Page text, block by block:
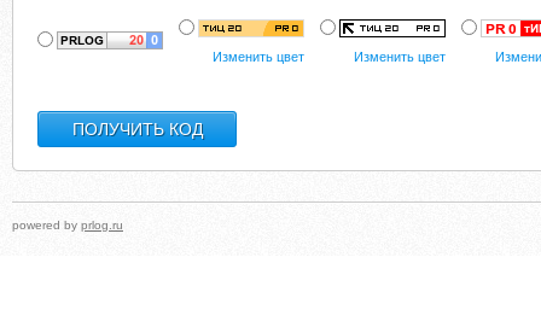
Изменить цвет Изменить цвет
powered by prlog.ru